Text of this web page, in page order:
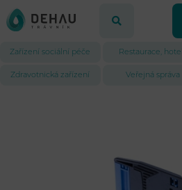
Zařízení sociální péče Restaurace,
Zdravotnická zařízení Veřejná správa